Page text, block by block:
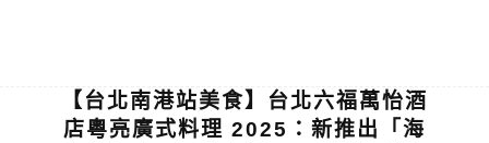
【台北南港站美食】台北六福萬怡酒
店粵亮廣式料理 2025：新推出「海